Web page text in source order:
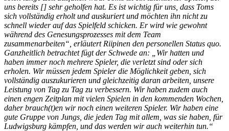
uns bereits [] sehr geholfen hat. Es ist wichtig für uns, dass Toms
sich vollständig erholt und auskuriert und möchten ihn nicht zu
schnell wieder auf das Spielfeld schicken. Er wird wie gewohnt
während des Genesungsprozesses mit dem Team
zusammenarbeiten“, erläutert Riipinen den personellen Status quo.
Ganzheitlich betrachtet fügt der Schwede an: „Wir hatten und
haben immer noch mehrere Spieler, die verletzt sind oder sich
erholen. Wir müssen jedem Spieler die Möglichkeit geben, sich
vollständig auszukurieren und gleichzeitig daran arbeiten, unsere
Leistung von Tag zu Tag zu verbessern. Wir haben zudem auch
einen engen Zeitplan mit vielen Spielen in den kommenden Wochen,
daher brauch(t)en wir noch einen weiteren Spieler. Wir haben eine
gute Gruppe von Jungs, die jeden Tag mit allem, was sie haben, für
Ludwigsburg kämpfen, und das werden wir auch weiterhin tun.“